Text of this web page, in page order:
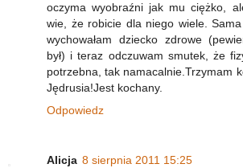
oczyma wyobraźni jak mu ciężko,
wie, że robicie dla niego wiele.
wychowałam dziecko zdrowe
był) i teraz odczuwam smutek, że
potrzebna, tak namacalnie.Trzymam
Jędrusia!Jest kochany.
Odpowiedz
Alicja 8 sierpnia 2011 15:25